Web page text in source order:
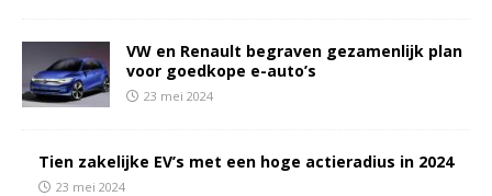
VW en Renault begraven gezamenlijk plan
voor goedkope e-auto’s
23 mei 2024
Tien zakelijke EV’s met een hoge actieradius in 2024
23 mei 2024